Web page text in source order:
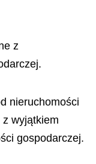
z
nieruchomości
wyjątkiem
gospodarczej.